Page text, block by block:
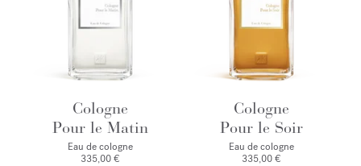
Cologne
Pour le Matin
Eau de cologne
335,00 €
Cologne
Pour le Soir
Eau de cologne
335,00 €